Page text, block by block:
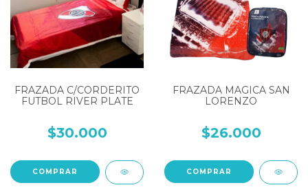
FRAZADA C/CORDERITO
FUTBOL RIVER PLATE
$30.000
FRAZADA MAGICA SAN
LORENZO
$26.000